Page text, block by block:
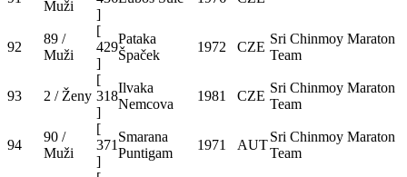
Muži
]
92
89 /
Muži
[
429
]
Pataka
Špaček
1972 CZE
Sri Chinmoy Maraton
Team
93 2 / Ženy
[
318
]
Ilvaka
Nemcova
1981 CZE
Sri Chinmoy Maraton
Team
94
90 /
Muži
[
371
]
Smarana
Puntigam
1971 AUT
Sri Chinmoy Maraton
Team